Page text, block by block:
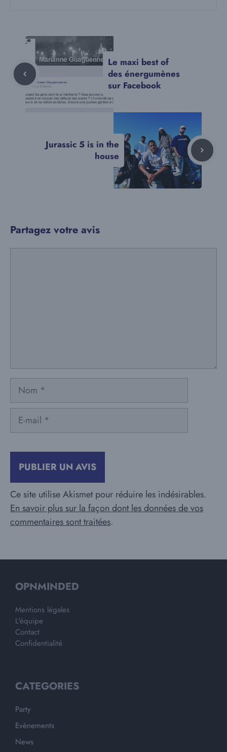
Le maxi best of
des énergumènes
sur Facebook
Jurassic 5 is in the
house
Partagez votre avis
Nom
mail
Ce site utilise Akismet pour réduire les indésirables.
En savoir plus sur la façon dont les données de vos
commentaires sont traitées.
OPNMINDED
Mentions légales
L'équipe
Contact
Confidentialité
CATEGORIES
Party
Evènements
News